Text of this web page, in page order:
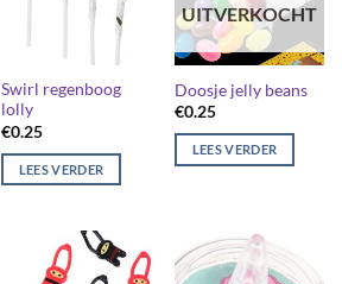
Swirl regenboog
lolly
€0.25
LEES VERDER
UITVERKOCHT
Doosje jelly beans
€0.25
LEES VERDER